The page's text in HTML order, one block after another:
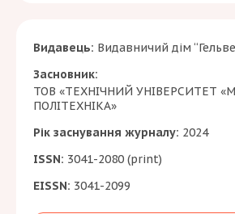
Видавець: Видавничий дім
Засновник:
ТОВ «ТЕХНІЧНИЙ УНІВЕРСИТЕТ
ПОЛІТЕХНІКА»
Рік заснування журналу: 2024
ISSN: 3041-2080 (print)
EISSN: 3041-2099
статей установленим вимогам
академічної доброчесності.
здобувачі третього рівня вищої
(аспіранти) бюджетної форми
подають довідку з відділу
підтверджує їх навчання за
формою. Довідка має бути
підписом начальника відділу